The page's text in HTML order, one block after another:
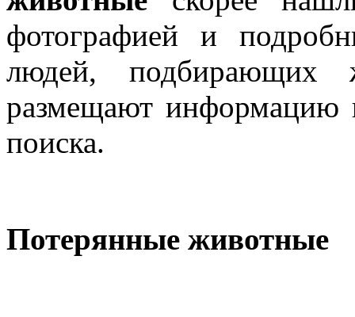
фотографией и
людей, подбирающих
размещают информацию
поиска.
Потерянные животные